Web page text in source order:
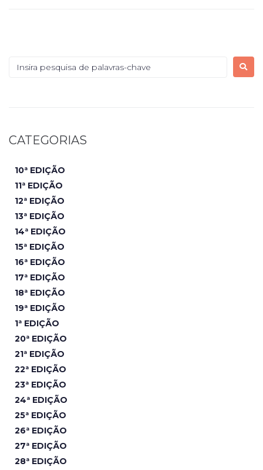
CATEGORIAS
10ª EDIÇÃO
11ª EDIÇÃO
12ª EDIÇÃO
13ª EDIÇÃO
14ª EDIÇÃO
15ª EDIÇÃO
16ª EDIÇÃO
17ª EDIÇÃO
18ª EDIÇÃO
19ª EDIÇÃO
1ª EDIÇÃO
20ª EDIÇÃO
21ª EDIÇÃO
22ª EDIÇÃO
23ª EDIÇÃO
24ª EDIÇÃO
25ª EDIÇÃO
26ª EDIÇÃO
27ª EDIÇÃO
28ª EDIÇÃO